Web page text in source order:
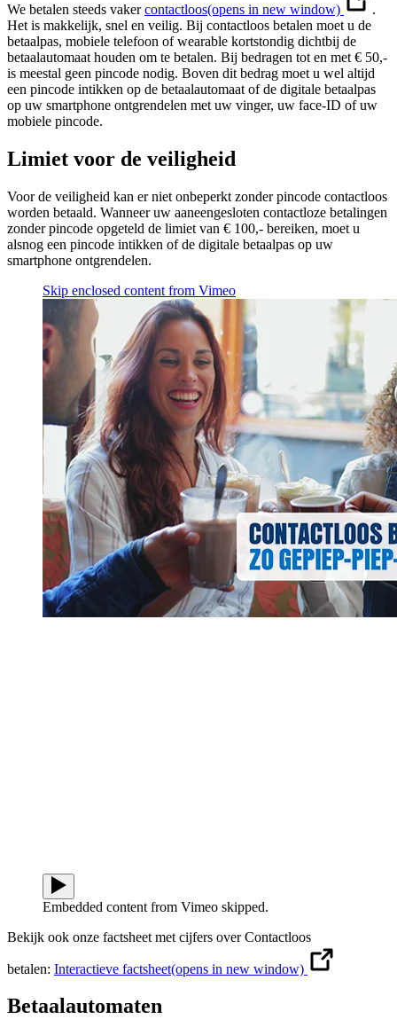
We betalen steeds vakercontactloos(opens in new window)
.
Het is makkelijk, snel en veilig. Bij contactloos betalen moet u de
betaalpas, mobiele telefoon of wearable kortstondig dichtbij de
betaalautomaat houden om te betalen. Bij bedragen tot en met € 50,-
is meestal geen pincode nodig. Boven dit bedrag moet u wel altijd
een pincode intikken op de betaalautomaat of de digitale betaalpas
op uw smartphone ontgrendelen met uw vinger, uw face-ID of uw
mobiele pincode.
Limiet voor de veiligheid
Voor de veiligheid kan er niet onbeperkt zonder pincode contactloos
worden betaald. Wanneer uw aaneengesloten contactloze betalingen
zonder pincode opgeteld de limiet van € 100,- bereiken, moet u
alsnog een pincode intikken of de digitale betaalpas op uw
smartphone ontgrendelen.
Skip enclosed content from Vimeo
Embedded content from Vimeo skipped.
Bekijk ook onze factsheet met cijfers over Contactloos
betalen: Interactieve factsheet(opens in new window)
Betaalautomaten